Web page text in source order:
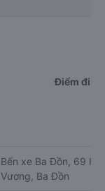
Điểm đi
Bến xe Ba Đồn, 69
Vương, Ba Đồn